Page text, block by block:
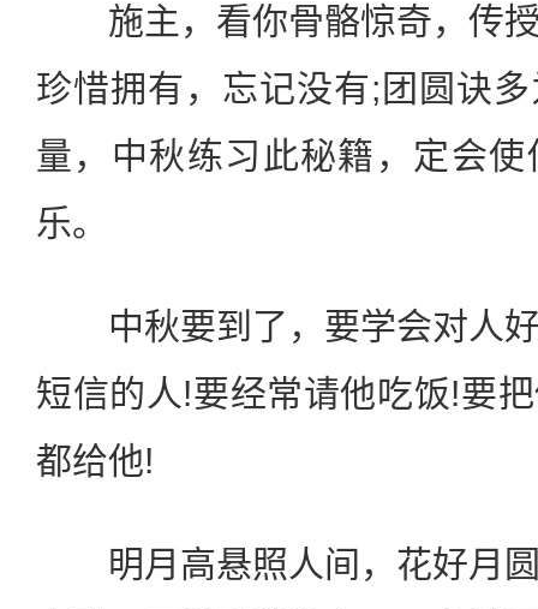
施主，看你骨骼惊奇，传授
珍惜拥有，忘记没有;团圆诀
量，中秋练习此秘籍，定会
乐。
中秋要到了，要学会对人好
短信的人!要经常请他吃饭!要
都给他!
明月高悬照人间，花好月圆